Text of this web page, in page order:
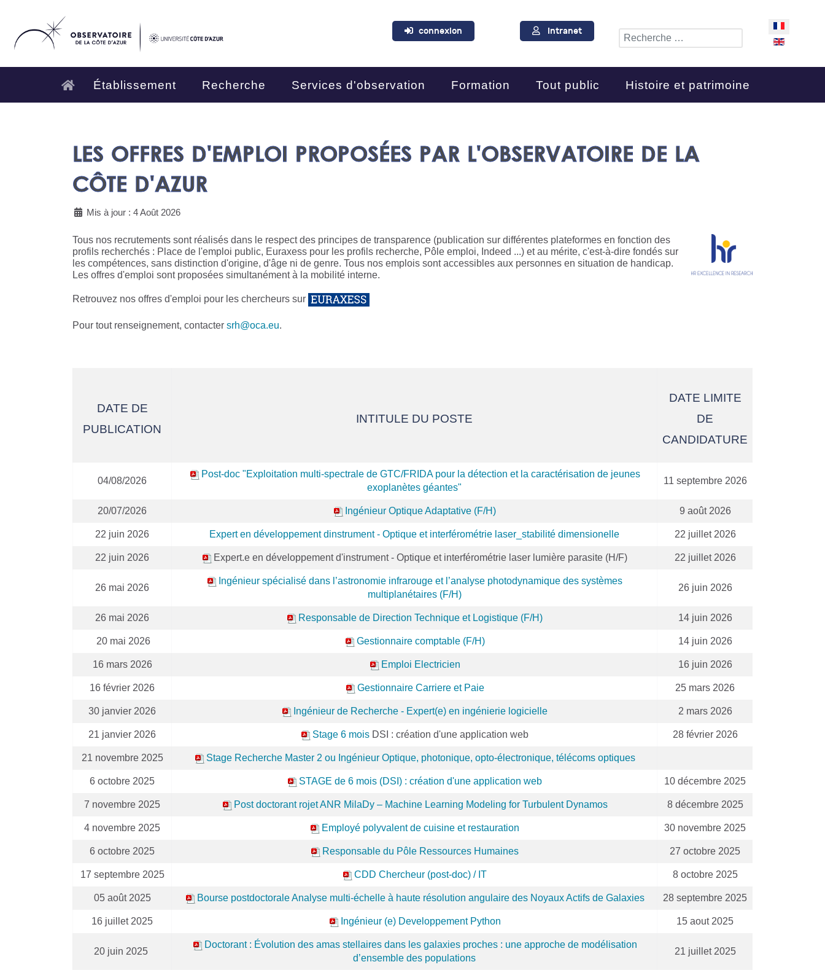
connexion Intranet Rechercher
Sélectionnez
Établissement Recherche Services d'observation Formation Tout public Histoire et patrimoine
LES OFFRES D'EMPLOI PROPOSÉES PAR L'OBSERVATOIRE DE LA
CÔTE D'AZUR
Mis à jour : 4 Août 2026
Tous nos recrutements sont réalisés dans le respect des principes de transparence (publication sur différentes plateformes en fonction des
profils recherchés : Place de l'emploi public, Euraxess pour les profils recherche, Pôle emploi, Indeed ...) et au mérite, c'est-à-dire fondés sur
les compétences, sans distinction d'origine, d'âge ni de genre. Tous nos emplois sont accessibles aux personnes en situation de handicap.
Les offres d'emploi sont proposées simultanément à la mobilité interne.
Retrouvez nos offres d'emploi pour les chercheurs sur
Pour tout renseignement, contacter srh@oca.eu.
DATE DE
PUBLICATION
INTITULE DU POSTE
DATE LIMITE
DE
CANDIDATURE
04/08/2026
Post-doc "Exploitation multi-spectrale de GTC/FRIDA pour la détection et la caractérisation de jeunes
exoplanètes géantes"
11 septembre 2026
20/07/2026 Ingénieur Optique Adaptative (F/H) 9 août 2026
22 juin 2026 Expert en développement dinstrument - Optique et interférométrie laser_stabilité dimensionelle 22 juillet 2026
22 juin 2026 Expert.e en développement d'instrument - Optique et interférométrie laser lumière parasite (H/F) 22 juillet 2026
26 mai 2026
Ingénieur spécialisé dans l’astronomie infrarouge et l’analyse photodynamique des systèmes
multiplanétaires (F/H)
26 juin 2026
26 mai 2026 Responsable de Direction Technique et Logistique (F/H) 14 juin 2026
20 mai 2026 Gestionnaire comptable (F/H) 14 juin 2026
16 mars 2026 Emploi Electricien 16 juin 2026
16 février 2026 Gestionnaire Carriere et Paie 25 mars 2026
30 janvier 2026 Ingénieur de Recherche - Expert(e) en ingénierie logicielle 2 mars 2026
21 janvier 2026 Stage 6 mois DSI : création d'une application web 28 février 2026
21 novembre 2025 Stage Recherche Master 2 ou Ingénieur Optique, photonique, opto-électronique, télécoms optiques
6 octobre 2025 STAGE de 6 mois (DSI) : création d'une application web 10 décembre 2025
7 novembre 2025 Post doctorant rojet ANR MilaDy – Machine Learning Modeling for Turbulent Dynamos 8 décembre 2025
4 novembre 2025 Employé polyvalent de cuisine et restauration 30 novembre 2025
6 octobre 2025 Responsable du Pôle Ressources Humaines 27 octobre 2025
17 septembre 2025 CDD Chercheur (post-doc) / IT 8 octobre 2025
05 août 2025 Bourse postdoctorale Analyse multi-échelle à haute résolution angulaire des Noyaux Actifs de Galaxies 28 septembre 2025
16 juillet 2025 Ingénieur (e) Developpement Python 15 aout 2025
20 juin 2025
Doctorant : Évolution des amas stellaires dans les galaxies proches : une approche de modélisation
d’ensemble des populations
21 juillet 2025